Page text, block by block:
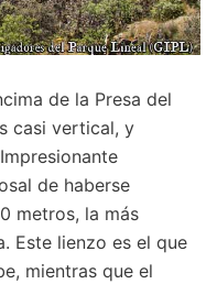
de la Presa del
casi vertical, y
de haberse
metros, la más
Este lienzo es el que
mientras que el